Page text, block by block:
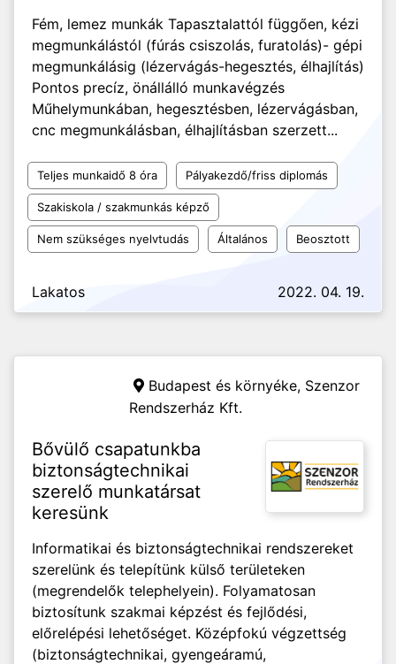
Fém, lemez munkák Tapasztalattól függően, kézi
megmunkálástól (fúrás csiszolás, furatolás)- gépi
megmunkálásig (lézervágás-hegesztés, élhajlítás)
Pontos precíz, önállálló munkavégzés
Műhelymunkában, hegesztésben, lézervágásban,
cnc megmunkálásban, élhajlításban szerzett...
Teljes munkaidő 8 óra Pályakezdő/friss diplomás
Szakiskola / szakmunkás képző
Nem szükséges nyelvtudás Általános Beosztott
Lakatos 2022. 04. 19.
Budapest és környéke, Szenzor
Rendszerház Kft.
Bővülő csapatunkba
biztonságtechnikai
szerelő munkatársat
keresünk
Informatikai és biztonságtechnikai rendszereket
szerelünk és telepítünk külső területeken
(megrendelők telephelyein). Folyamatosan
biztosítunk szakmai képzést és fejlődési,
előrelépési lehetőséget. Középfokú végzettség
(biztonságtechnikai, gyengeáramú,